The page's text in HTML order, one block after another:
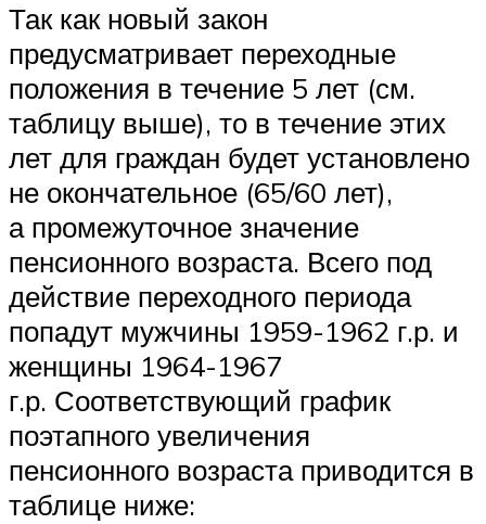
Так как новый закон
предусматривает переходные
положения в течение 5 лет (см.
таблицу выше), то в течение этих
лет для граждан будет установлено
не окончательное (65/60 лет),
а промежуточное значение
пенсионного возраста. Всего под
действие переходного периода
попадут мужчины 1959-1962 г.р. и
женщины 1964-1967
г.р. Соответствующий график
поэтапного увеличения
пенсионного возраста приводится в
таблице ниже: